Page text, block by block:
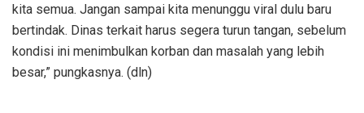
kita semua. Jangan sampai kita menunggu viral dulu baru
bertindak. Dinas terkait harus segera turun tangan, sebelum
kondisi ini menimbulkan korban dan masalah yang lebih
besar,” pungkasnya. (dln)